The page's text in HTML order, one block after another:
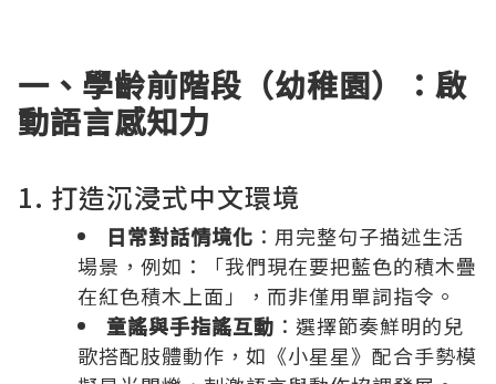
一、學齡前階段（幼稚園）：啟
動語言感知力
1. 打造沉浸式中文環境
日常對話情境化 ：用完整句子描述生活
場景，例如：「我們現在要把藍色的積木疊
在紅色積木上面」，而非僅用單詞指令。
童謠與手指謠互動 ：選擇節奏鮮明的兒
歌搭配肢體動作，如《小星星》配合手勢模